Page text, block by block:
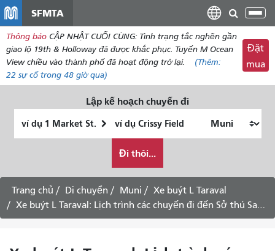
dung
SFMTA
Thông báo CẬP NHẬT CUỐI CÙNG: Tình trạng tắc nghẽn gần
giao lộ 19th & Holloway đã được khắc phục. Tuyến M Ocean
View chiều vào thành phố đã hoạt động trở lại.
(Thêm:
22 sự cố trong 48 giờ qua)
Đặt
mua
Lập kế hoạch chuyến đi
thúc
muốn
đi
du
lịch
như
nào
Đi thôi...
Trang chủ Di chuyển Muni
Xe buýt L Taraval
Xe buýt L Taraval: Lịch trình các chuyến đi đến Sở thú San Francisco